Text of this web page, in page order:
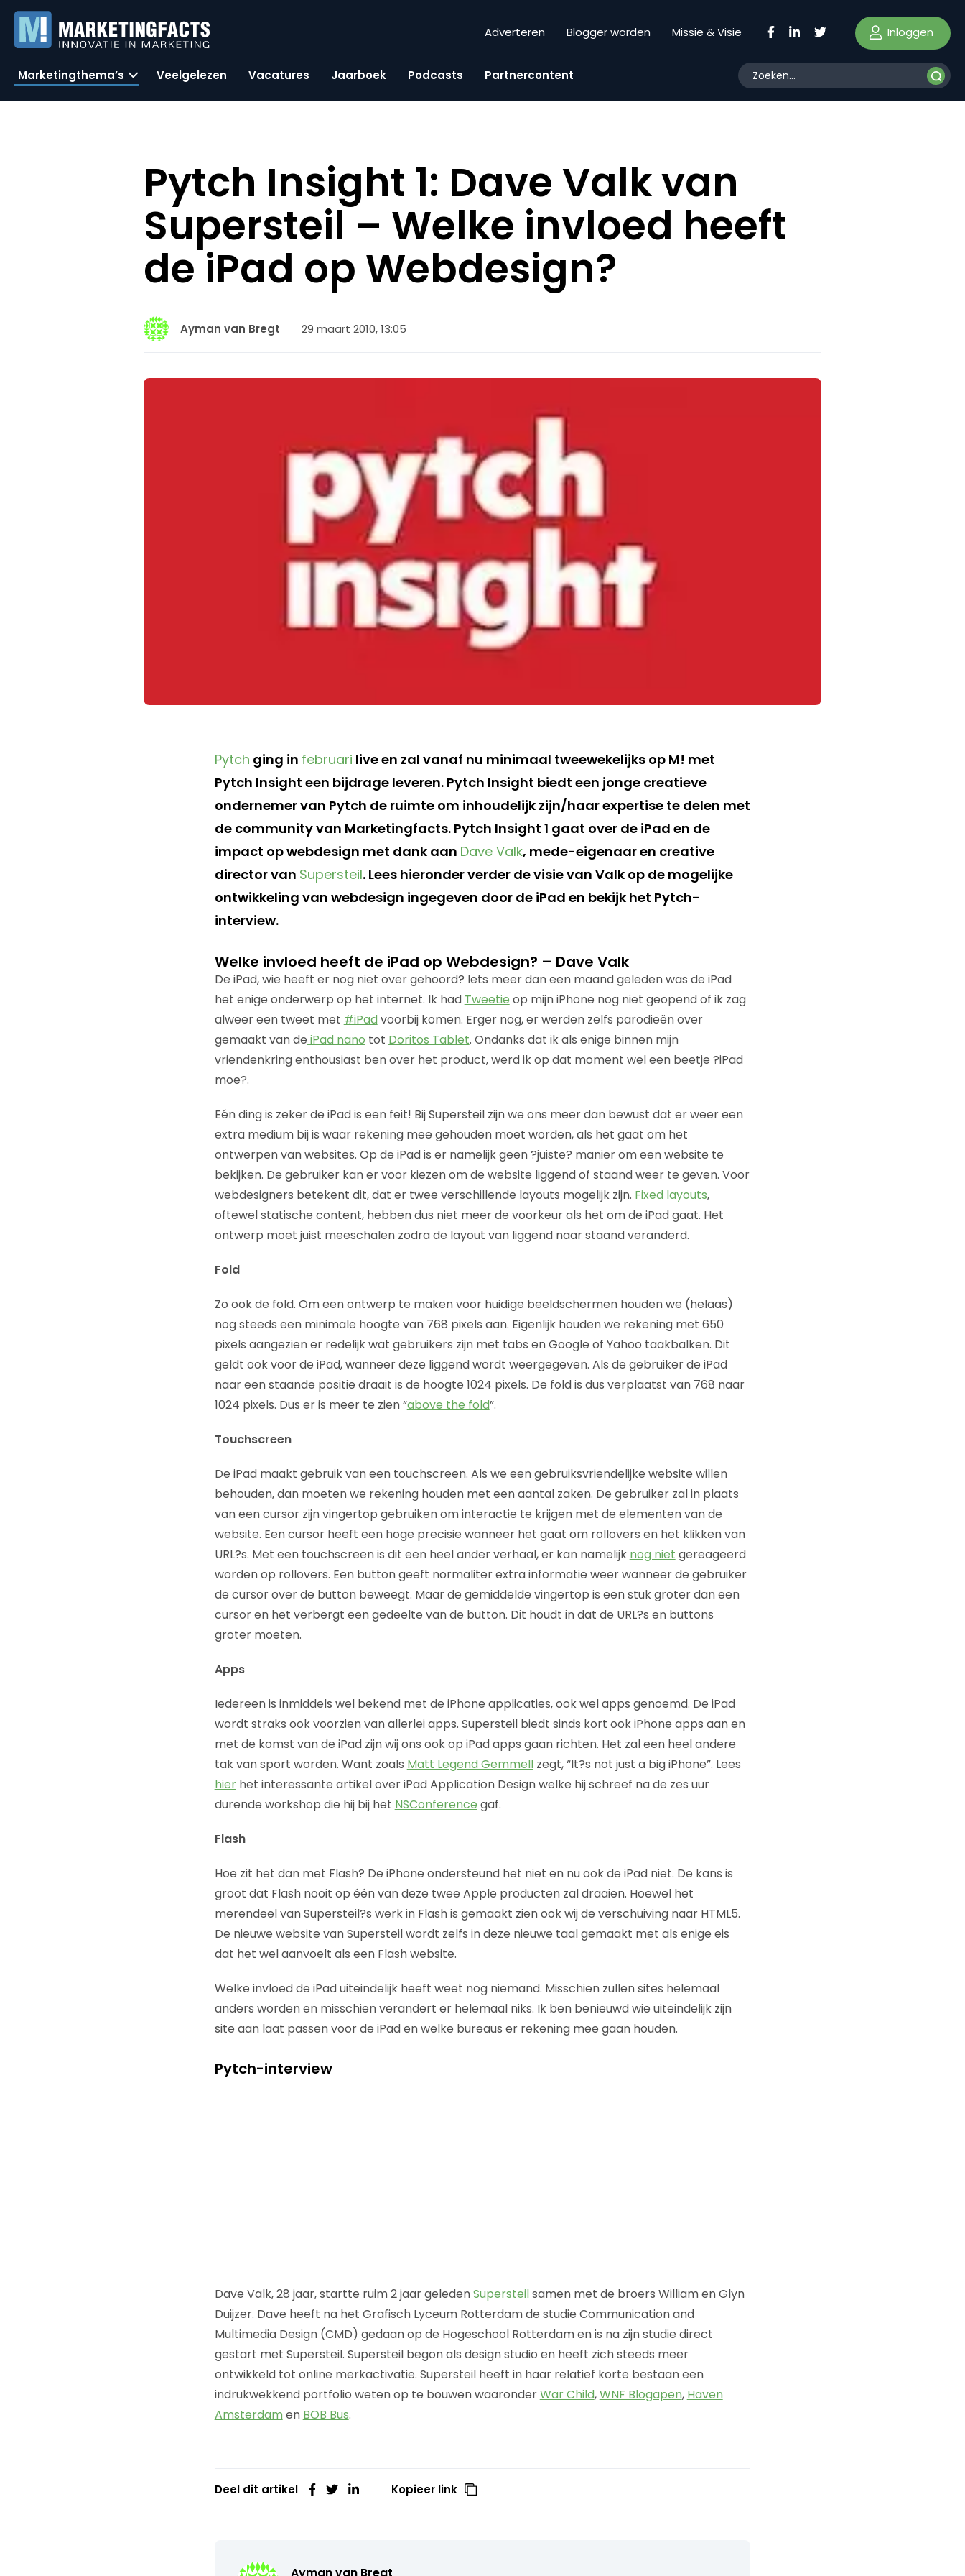
Adverteren Blogger worden Missie & Visie Inloggen
Marketingthema’s Veelgelezen Vacatures Jaarboek Podcasts Partnercontent
Pytch Insight 1: Dave Valk van
Supersteil – Welke invloed heeft
de iPad op Webdesign?
Ayman van Bregt 29 maart 2010, 13:05
Pytch ging in februari live en zal vanaf nu minimaal tweewekelijks op M! met
Pytch Insight een bijdrage leveren. Pytch Insight biedt een jonge creatieve
ondernemer van Pytch de ruimte om inhoudelijk zijn/haar expertise te delen met
de community van Marketingfacts. Pytch Insight 1 gaat over de iPad en de
impact op webdesign met dank aan Dave Valk, mede-eigenaar en creative
director van Supersteil. Lees hieronder verder de visie van Valk op de mogelijke
ontwikkeling van webdesign ingegeven door de iPad en bekijk het Pytch-
interview.
Welke invloed heeft de iPad op Webdesign? – Dave Valk
De iPad, wie heeft er nog niet over gehoord? Iets meer dan een maand geleden was de iPad
het enige onderwerp op het internet. Ik had Tweetie op mijn iPhone nog niet geopend of ik zag
alweer een tweet met #iPad voorbij komen. Erger nog, er werden zelfs parodieën over
gemaakt van de iPad nano tot Doritos Tablet. Ondanks dat ik als enige binnen mijn
vriendenkring enthousiast ben over het product, werd ik op dat moment wel een beetje ?iPad
moe?.
Eén ding is zeker de iPad is een feit! Bij Supersteil zijn we ons meer dan bewust dat er weer een
extra medium bij is waar rekening mee gehouden moet worden, als het gaat om het
ontwerpen van websites. Op de iPad is er namelijk geen ?juiste? manier om een website te
bekijken. De gebruiker kan er voor kiezen om de website liggend of staand weer te geven. Voor
webdesigners betekent dit, dat er twee verschillende layouts mogelijk zijn. Fixed layouts,
oftewel statische content, hebben dus niet meer de voorkeur als het om de iPad gaat. Het
ontwerp moet juist meeschalen zodra de layout van liggend naar staand veranderd.
Fold
Zo ook de fold. Om een ontwerp te maken voor huidige beeldschermen houden we (helaas)
nog steeds een minimale hoogte van 768 pixels aan. Eigenlijk houden we rekening met 650
pixels aangezien er redelijk wat gebruikers zijn met tabs en Google of Yahoo taakbalken. Dit
geldt ook voor de iPad, wanneer deze liggend wordt weergegeven. Als de gebruiker de iPad
naar een staande positie draait is de hoogte 1024 pixels. De fold is dus verplaatst van 768 naar
1024 pixels. Dus er is meer te zien “above the fold”.
Touchscreen
De iPad maakt gebruik van een touchscreen. Als we een gebruiksvriendelijke website willen
behouden, dan moeten we rekening houden met een aantal zaken. De gebruiker zal in plaats
van een cursor zijn vingertop gebruiken om interactie te krijgen met de elementen van de
website. Een cursor heeft een hoge precisie wanneer het gaat om rollovers en het klikken van
URL?s. Met een touchscreen is dit een heel ander verhaal, er kan namelijk nog niet gereageerd
worden op rollovers. Een button geeft normaliter extra informatie weer wanneer de gebruiker
de cursor over de button beweegt. Maar de gemiddelde vingertop is een stuk groter dan een
cursor en het verbergt een gedeelte van de button. Dit houdt in dat de URL?s en buttons
groter moeten.
Apps
Iedereen is inmiddels wel bekend met de iPhone applicaties, ook wel apps genoemd. De iPad
wordt straks ook voorzien van allerlei apps. Supersteil biedt sinds kort ook iPhone apps aan en
met de komst van de iPad zijn wij ons ook op iPad apps gaan richten. Het zal een heel andere
tak van sport worden. Want zoals Matt Legend Gemmellzegt, “It?s not just a big iPhone”. Lees
hierhet interessante artikel over iPad Application Design welke hij schreef na de zes uur
durende workshop die hij bij het NSConference gaf.
Flash
Hoe zit het dan met Flash? De iPhone ondersteund het niet en nu ook de iPad niet. De kans is
groot dat Flash nooit op één van deze twee Apple producten zal draaien. Hoewel het
merendeel van Supersteil?s werk in Flash is gemaakt zien ook wij de verschuiving naar HTML5.
De nieuwe website van Supersteil wordt zelfs in deze nieuwe taal gemaakt met als enige eis
dat het wel aanvoelt als een Flash website.
Welke invloed de iPad uiteindelijk heeft weet nog niemand. Misschien zullen sites helemaal
anders worden en misschien verandert er helemaal niks. Ik ben benieuwd wie uiteindelijk zijn
site aan laat passen voor de iPad en welke bureaus er rekening mee gaan houden.
Pytch-interview
Dave Valk, 28 jaar, startte ruim 2 jaar geledenSupersteilsamen met de broers William en Glyn
Duijzer. Dave heeft na het Grafisch Lyceum Rotterdam de studie Communication and
Multimedia Design (CMD) gedaan op de Hogeschool Rotterdam en is na zijn studie direct
gestart met Supersteil. Supersteil begon als design studio en heeft zich steeds meer
ontwikkeld tot online merkactivatie. Supersteil heeft in haar relatief korte bestaan een
indrukwekkend portfolio weten op te bouwen waaronderWar Child,WNF Blogapen, Haven
Amsterdam en BOB Bus.
Deel dit artikel Kopieer link
Ayman van Bregt